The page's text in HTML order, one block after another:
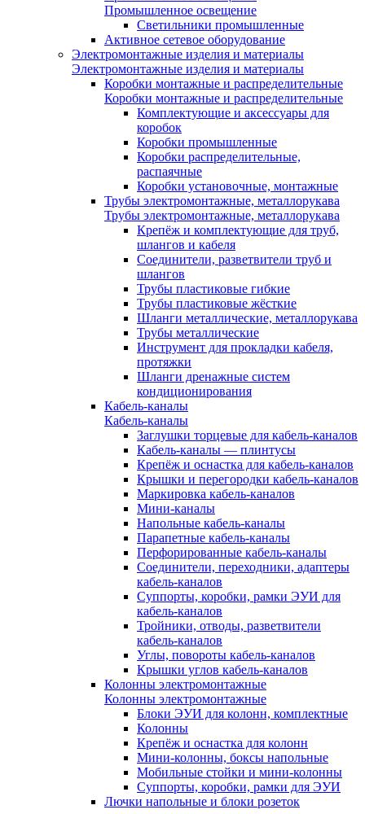
Промышленное освещение
Светильники промышленные
Активное сетевое оборудование
Электромонтажные изделия и материалы
Электромонтажные изделия и материалы
Коробки монтажные и распределительные
Коробки монтажные и распределительные
Комплектующие и аксессуары для
коробок
Коробки промышленные
Коробки распределительные,
распаячные
Коробки установочные, монтажные
Трубы электромонтажные, металлорукава
Трубы электромонтажные, металлорукава
Крепёж и комплектующие для труб,
шлангов и кабеля
Соединители, разветвители труб и
шлангов
Трубы пластиковые гибкие
Трубы пластиковые жёсткие
Шланги металлические, металлорукава
Трубы металлические
Инструмент для прокладки кабеля,
протяжки
Шланги дренажные систем
кондиционирования
Кабель-каналы
Кабель-каналы
Заглушки торцевые для кабель-каналов
Кабель-каналы — плинтусы
Крепёж и оснастка для кабель-каналов
Крышки и перегородки кабель-каналов
Маркировка кабель-каналов
Мини-каналы
Напольные кабель-каналы
Парапетные кабель-каналы
Перфорированные кабель-каналы
Соединители, переходники, адаптеры
кабель-каналов
Суппорты, коробки, рамки ЭУИ для
кабель-каналов
Тройники, отводы, разветвители
кабель-каналов
Углы, повороты кабель-каналов
Крышки углов кабель-каналов
Колонны электромонтажные
Колонны электромонтажные
Блоки ЭУИ для колонн, комплектные
Колонны
Крепёж и оснастка для колонн
Мини-колонны, боксы напольные
Мобильные стойки и мини-колонны
Суппорты, коробки, рамки для ЭУИ
Лючки напольные и блоки розеток